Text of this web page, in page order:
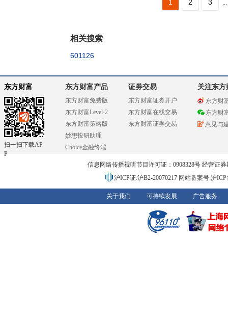
1 2 3 ...
相关搜索
601126
东方财富
扫一扫下载AP
P
东方财富产品
东方财富免费版
东方财富Level-2
东方财富策略版
妙想投研助理
Choice金融终端
证券交易
东方财富证券开户
东方财富在线交易
东方财富证券交易
关注东方
东方财
东方财
意见与
信息网络传播视听节目许可证：0908328号 经营证
沪ICP证:沪B2-20070217 网站备案号:沪
关于我们 可持续发展 广告服务